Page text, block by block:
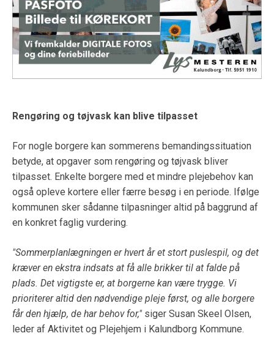
Rengøring og tøjvask kan blive tilpasset
For nogle borgere kan sommerens bemandingssituation
betyde, at opgaver som rengøring og tøjvask bliver
tilpasset. Enkelte borgere med et mindre plejebehov kan
også opleve kortere eller færre besøg i en periode. Ifølge
kommunen sker sådanne tilpasninger altid på baggrund af
en konkret faglig vurdering.
"Sommerplanlægningen er hvert år et stort puslespil, og det
kræver en ekstra indsats at få alle brikker til at falde på
plads. Det vigtigste er, at borgerne kan være trygge. Vi
prioriterer altid den nødvendige pleje først, og alle borgere
får den hjælp, de har behov for,"siger Susan Skeel Olsen,
leder af Aktivitet og Plejehjem i Kalundborg Kommune.